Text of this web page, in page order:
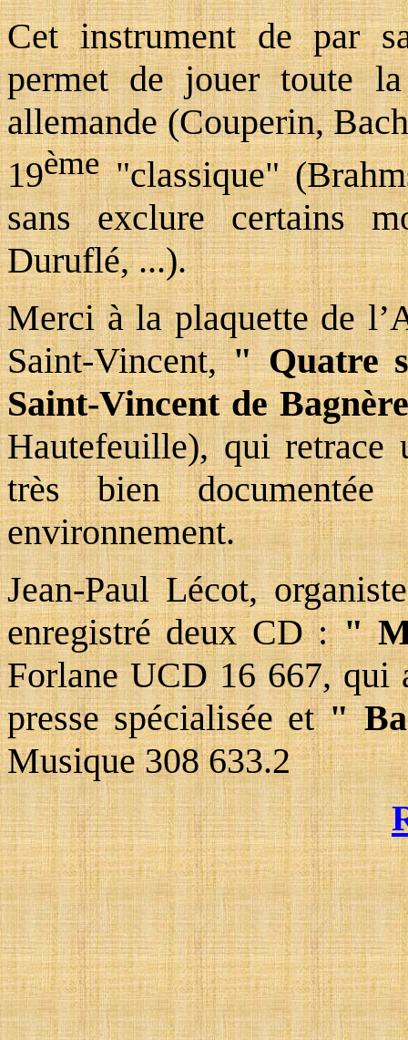
Cet instrument de par
permet de jouer toute
allemande (Couperin,
19ème"classique"
sans exclure certains
Duruflé, ...).
Merci à la plaquette de
Saint-Vincent," Quatre
Saint-Vincent de
Hautefeuille), qui retrace
très bien
environnement.
Jean-Paul Lécot,
enregistré deux CD :"
Forlane UCD 16 667, qui
presse spécialisée et"
Musique 308 633.2